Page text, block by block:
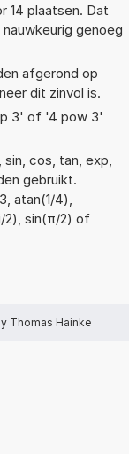
14 plaatsen. Dat
genoeg
afgerond op
dit zinvol is.
3' of '4 pow 3'
cos, tan, exp,
gebruikt.
atan(1/4),
2), sin(π/2) of
Thomas Hainke